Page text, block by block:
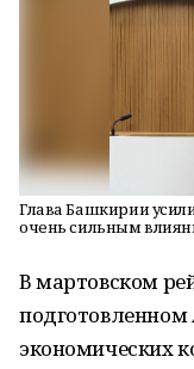
Глава Башкирии
очень сильным
В мартовском
подготовленном
экономических